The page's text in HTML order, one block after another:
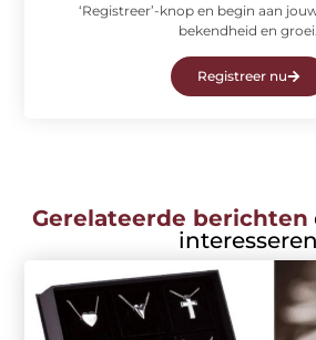
‘Registreer’-knop en begin aan
bekendheid en groei.
Registreer nu
Gerelateerde berichten
interesseren